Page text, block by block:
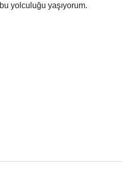
yolculuğu yaşıyorum.